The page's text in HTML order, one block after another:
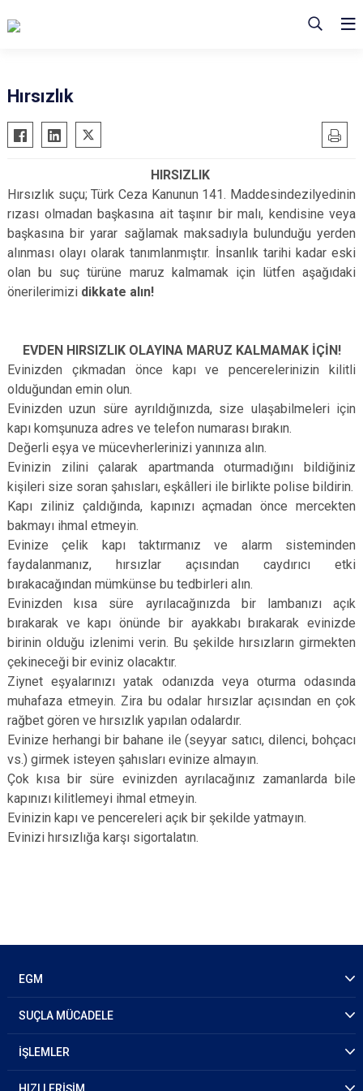
Hırsızlık
HIRSIZLIK
Hırsızlık suçu; Türk Ceza Kanunun 141. Maddesindezilyedinin
rızası olmadan başkasına ait taşınır bir malı, kendisine veya
başkasına bir yarar sağlamak maksadıyla bulunduğu yerden
alınması olayı olarak tanımlanmıştır. İnsanlık tarihi kadar eski
olan bu suç türüne maruz kalmamak için lütfen aşağıdaki
önerilerimizi dikkate alın!
EVDEN HIRSIZLIK OLAYINA MARUZ KALMAMAK İÇİN!
Evinizden çıkmadan önce kapı ve pencerelerinizin kilitli
olduğundan emin olun.
Evinizden uzun süre ayrıldığınızda, size ulaşabilmeleri için
kapı komşunuza adres ve telefon numarası bırakın.
Değerli eşya ve mücevherlerinizi yanınıza alın.
Evinizin zilini çalarak apartmanda oturmadığını bildiğiniz
kişileri size soran şahısları, eşkâlleri ile birlikte polise bildirin.
Kapı ziliniz çaldığında, kapınızı açmadan önce mercekten
bakmayı ihmal etmeyin.
Evinize çelik kapı taktırmanız ve alarm sisteminden
faydalanmanız, hırsızlar açısından caydırıcı etki
bırakacağından mümkünse bu tedbirleri alın.
Evinizden kısa süre ayrılacağınızda bir lambanızı açık
bırakarak ve kapı önünde bir ayakkabı bırakarak evinizde
birinin olduğu izlenimi verin. Bu şekilde hırsızların girmekten
çekineceği bir eviniz olacaktır.
Ziynet eşyalarınızı yatak odanızda veya oturma odasında
muhafaza etmeyin. Zira bu odalar hırsızlar açısından en çok
rağbet gören ve hırsızlık yapılan odalardır.
Evinize herhangi bir bahane ile (seyyar satıcı, dilenci, bohçacı
vs.) girmek isteyen şahısları evinize almayın.
Çok kısa bir süre evinizden ayrılacağınız zamanlarda bile
kapınızı kilitlemeyi ihmal etmeyin.
Evinizin kapı ve pencereleri açık bir şekilde yatmayın.
Evinizi hırsızlığa karşı sigortalatın.
EGM
SUÇLA MÜCADELE
İŞLEMLER